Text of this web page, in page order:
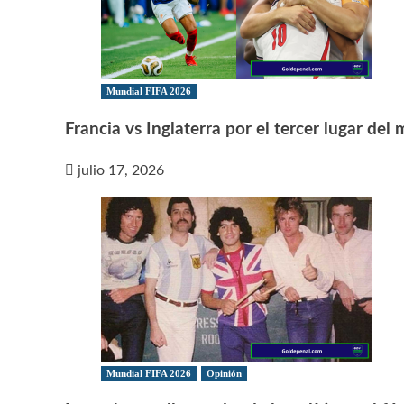
Mundial FIFA 2026
Francia vs Inglaterra por el tercer lugar del
julio 17, 2026
Mundial FIFA 2026 Opinión